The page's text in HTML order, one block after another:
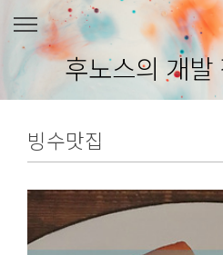
본문 바로가기
후노스의 개발
빙수맛집